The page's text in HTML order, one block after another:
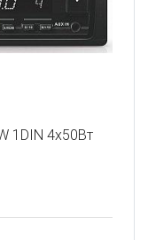
1DIN 4x50Вт